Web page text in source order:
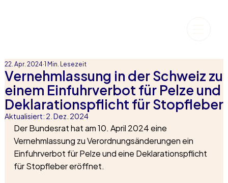
Vernehmlassung in der Schweiz zu
einem Einfuhrverbot für Pelze und
Deklarationspflicht für Stopfleber
22. Apr. 2024 1 Min. Lesezeit
Aktualisiert:2. Dez. 2024
Der Bundesrat hat am 10. April 2024 eine
Vernehmlassung zu Verordnungsänderungen ein
Einfuhrverbot für Pelze und eine Deklarationspflicht
für Stopfleber eröffnet.